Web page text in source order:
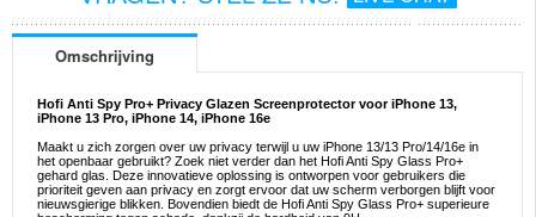
Omschrijving
Hofi Anti Spy Pro+ Privacy Glazen Screenprotector voor iPhone 13,
iPhone 13 Pro, iPhone 14, iPhone 16e
Maakt u zich zorgen over uw privacy terwijl u uw iPhone 13/13 Pro/14/16e in
het openbaar gebruikt? Zoek niet verder dan het Hofi Anti Spy Glass Pro+
gehard glas. Deze innovatieve oplossing is ontworpen voor gebruikers die
prioriteit geven aan privacy en zorgt ervoor dat uw scherm verborgen blijft voor
nieuwsgierige blikken. Bovendien biedt de Hofi Anti Spy Glass Pro+ superieure